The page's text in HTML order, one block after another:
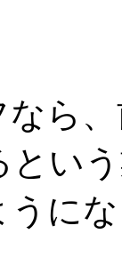
ら
い
うに